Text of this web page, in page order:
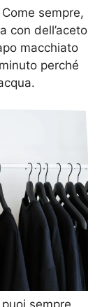
sempre,
con dell’aceto
macchiato
perché
sempre